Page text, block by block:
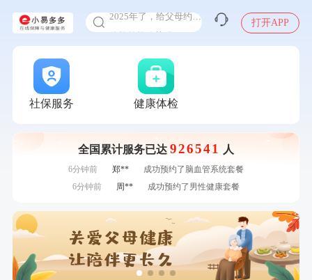
体检前能吃药吗
入职体检在线预约
甲状腺癌怎么筛查
打开APP
社保服务 健康体检
全国累计服务已达 926541 人
刚刚 李**
成功预约了老年女性体检套餐
刚刚
肖**
成功预约了坐班族体检套餐（男）
刚刚
肖**
成功预约了坐班族体检套餐（男）
1分钟前
购买了时尚羽毛球套装ES-YM601
1分钟前
购买了姚朵朵-1000g粗粮生活礼盒
成功预约了精英体检套餐
4分钟前
袁**
购买了美的体重秤 MO-CW5 白色
6分钟前
郑**
成功预约了脑血管系统套餐
6分钟前
周**
成功预约了男性健康套餐
陆**
购买了固本堂阿胶糕传统口味400g
刚刚
李**
成功预约了老年女性体检套餐
刚刚
李** 成功预约了老年女性体检套餐